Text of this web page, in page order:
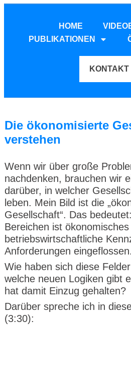
HOME
PUBLIKATIONEN
KONTAKT
Die ökonomisierte
verstehen
Wenn wir über große
nachdenken, brauchen wir
darüber, in welcher
leben. Mein Bild ist die
Gesellschaft“. Das
Bereichen ist
betriebswirtschaftliche
Anforderungen
Wie haben sich diese
welche neuen Logiken gibt
hat damit Einzug gehalten?
Darüber spreche ich in
(3:30):